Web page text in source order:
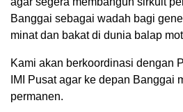
Banggai sebagai wadah bagi
minat dan bakat di dunia balap
Kami akan berkoordinasi dengan
IMI Pusat agar ke depan Banggai
permanen.